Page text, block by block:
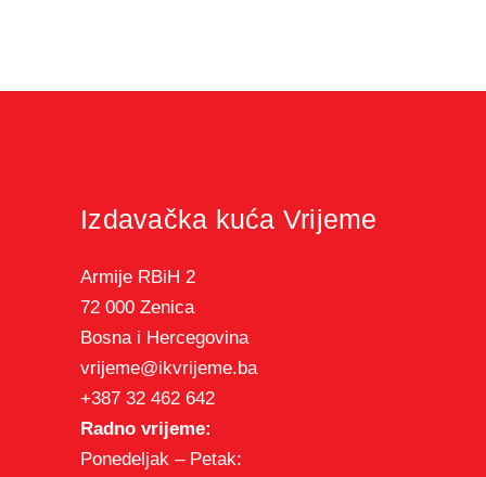
Izdavačka kuća Vrijeme
Armije RBiH 2
72 000 Zenica
Bosna i Hercegovina
vrijeme@ikvrijeme.ba
+387 32 462 642
Radno vrijeme:
Ponedeljak – Petak: